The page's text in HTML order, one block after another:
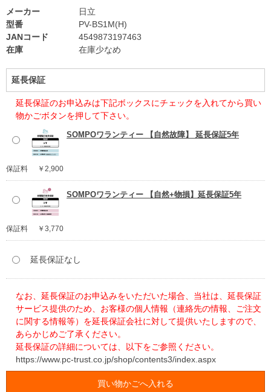
型番
PV-BS1M(H)
JANコード
4549873197463
在庫
在庫少なめ
メーカー 日立
延長保証
延長保証のお申込みは下記ボックスにチェックを入れてから買い
物かごボタンを押して下さい。
SOMPOワランティー 【自然故障】 延長保証5年
保証料 ￥2,900
SOMPOワランティー 【自然+物損】延長保証5年
保証料 ￥3,770
延長保証なし
なお、延長保証のお申込みをいただいた場合、当社は、延長保証
サービス提供のため、お客様の個人情報（連絡先の情報、ご注文
に関する情報等）を延長保証会社に対して提供いたしますので、
あらかじめご了承ください。
延長保証の詳細については、以下をご参照ください。
https://www.pc-trust.co.jp/shop/contents3/index.aspx